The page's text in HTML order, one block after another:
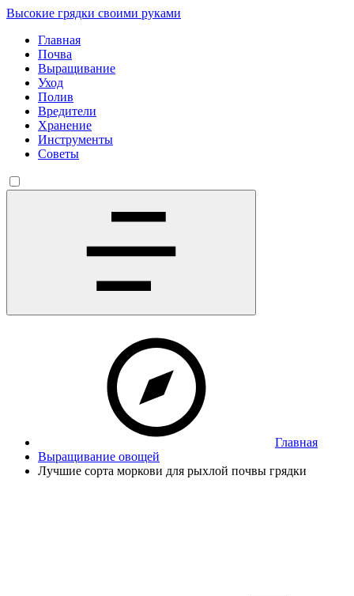
Высокие грядки своими руками
Главная
Почва
Выращивание
Уход
Полив
Вредители
Хранение
Инструменты
Советы
Главная
Выращивание овощей
Лучшие сорта моркови для рыхлой почвы грядки